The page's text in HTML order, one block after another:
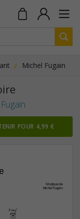
Michel Fugain
POUR 4,99 €
Musique de
Michel Fugain
Fmaj7